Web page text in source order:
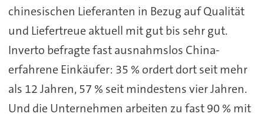
chinesischen Lieferanten in Bezug auf Qualität
und Liefertreue aktuell mit gut bis sehr gut.
Inverto befragte fast ausnahmslos China-
erfahrene Einkäufer: 35 % ordert dort seit mehr
als 12 Jahren, 57 % seit mindestens vier Jahren.
Und die Unternehmen arbeiten zu fast 90 % mit